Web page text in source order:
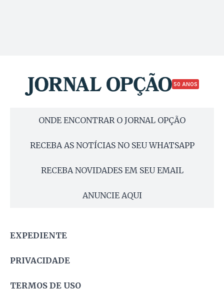
50 ANOS
ONDE ENCONTRAR O JORNAL OPÇÃO
RECEBA AS NOTÍCIAS NO SEU WHATSAPP
RECEBA NOVIDADES EM SEU EMAIL
ANUNCIE AQUI
EXPEDIENTE
PRIVACIDADE
TERMOS DE USO